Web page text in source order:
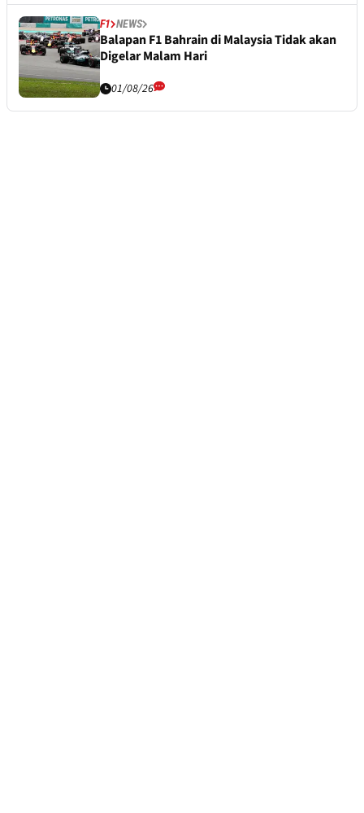
F1 NEWS
Balapan F1 Bahrain di Malaysia Tidak akan
Digelar Malam Hari
01/08/26